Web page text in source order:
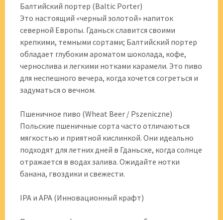
Балтийский портер (Baltic Porter)
Это настоящий «черный золотой» напиток
северной Европы. Гданьск славится своими
крепкими, темными сортами; Балтийский портер
обладает глубоким ароматом шоколада, кофе,
чернослива и легкими нотками карамели. Это пиво
для неспешного вечера, когда хочется согреться и
задуматься о вечном.
Пшеничное пиво (Wheat Beer / Pszeniczne)
Польские пшеничные сорта часто отличаються
мягкостью и приятной кислинкой. Они идеально
подходят для летних дней в Гданьске, когда солнце
отражается в водах залива. Ожидайте нотки
банана, гвоздики и свежести.
IPA и APA (Инновационный крафт)